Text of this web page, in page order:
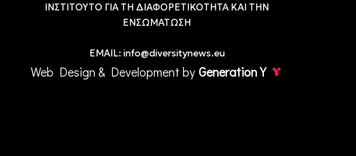
ΙΝΣΤΙΤΟΥΤΟ ΓΙΑ ΤΗ ΔΙΑΦΟΡΕΤΙΚΟΤΗΤΑ ΚΑΙ ΤΗΝ
ΕΝΣΩΜΑΤΩΣΗ
EMAIL: info@diversitynews.eu
Web Design & Development by Generation Y